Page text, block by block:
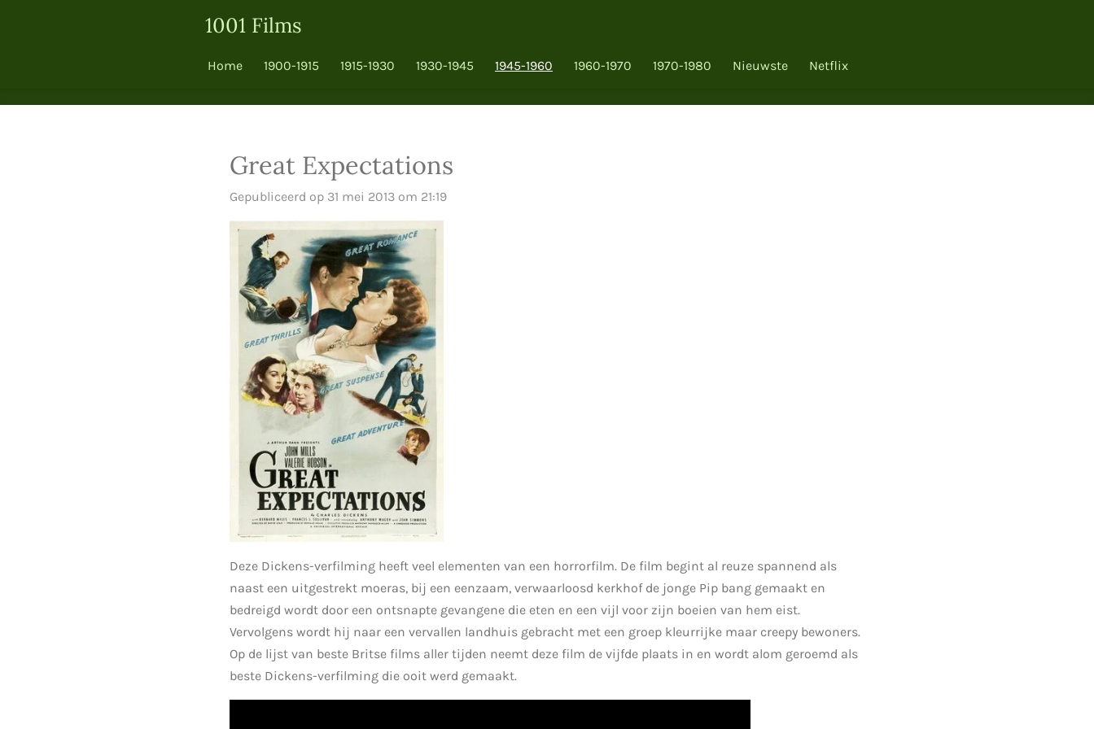
hoofdinhoud
1001 Films
Home 1900-1915 1915-1930 1930-1945 1945-1960 1960-1970 1970-1980 Nieuwste Netflix
Great Expectations
Gepubliceerd op 31 mei 2013 om 21:19
Deze Dickens-verfilming heeft veel elementen van een horrorfilm. De film begint al reuze spannend als
naast een uitgestrekt moeras, bij een eenzaam, verwaarloosd kerkhof de jonge Pip bang gemaakt en
bedreigd wordt door een ontsnapte gevangene die eten en een vijl voor zijn boeien van hem eist.
Vervolgens wordt hij naar een vervallen landhuis gebracht met een groep kleurrijke maar creepy bewoners.
Op de lijst van beste Britse films aller tijden neemt deze film de vijfde plaats in en wordt alom geroemd als
beste Dickens-verfilming die ooit werd gemaakt.